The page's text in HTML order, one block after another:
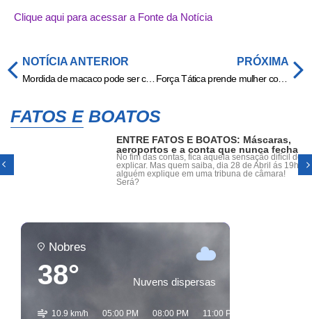
Clique aqui para acessar a Fonte da Notícia
NOTÍCIA ANTERIOR
Mordida de macaco pode ser causa da morte da atriz turca Ece Irtem
PRÓXIMA
Força Tática prende mulher com 11 quilos de drogas em Rondonópolis
FATOS E BOATOS
ENTRE FATOS E BOATOS: Máscaras,
aeroportos e a conta que nunca fecha
No fim das contas, fica aquela sensação difícil de
explicar. Mas quem saiba, dia 28 de Abril ás 19h,
alguém explique em uma tribuna de câmara!
Será?
Nobres
38° Nuvens dispersas
10.9 km/h 05:00 PM 08:00 PM 11:00 PM